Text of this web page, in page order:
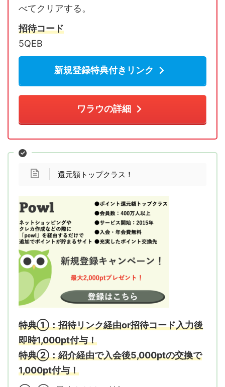
べてクリアする。
招待コード
5QEB
新規登録特典付きリンク
ワラウの詳細
還元額トップクラス！
特典①：招待リンク経由or招待コード入力後
即時1,000pt付与！
特典②：紹介経由で入会後5,000ptの交換で
1,000pt付与！